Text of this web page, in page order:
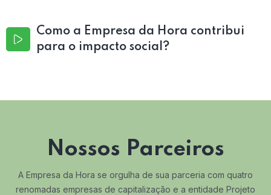
Como a Empresa da Hora contribui
para o impacto social?
Nossos Parceiros
A Empresa da Hora se orgulha de sua parceria com quatro
renomadas empresas de capitalização e a entidade Projeto